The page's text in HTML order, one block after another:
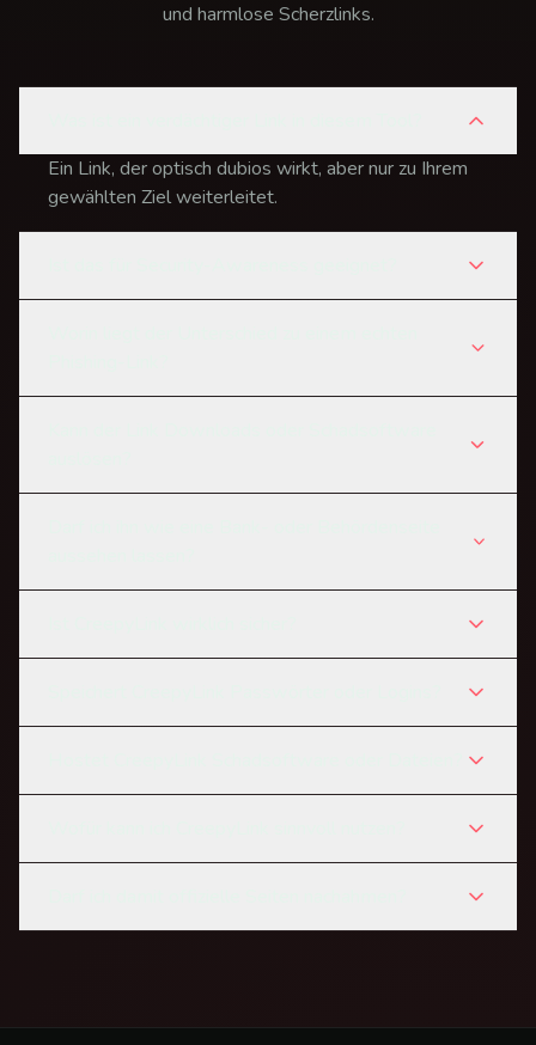
und harmlose Scherzlinks.
Ein Link, der optisch dubios wirkt, aber nur zu Ihrem
gewählten Ziel weiterleitet.